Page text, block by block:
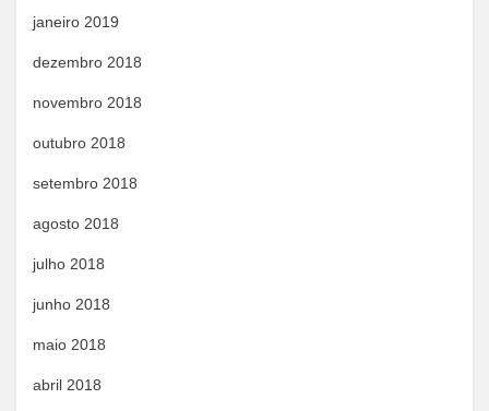
janeiro 2019
dezembro 2018
novembro 2018
outubro 2018
setembro 2018
agosto 2018
julho 2018
junho 2018
maio 2018
abril 2018